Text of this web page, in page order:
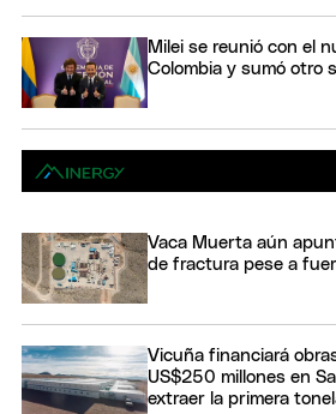
Milei se reunió con el
Colombia y sumó otro
Vaca Muerta aún
de fractura pese a
Vicuña financiará
US$250 millones en
extraer la primera